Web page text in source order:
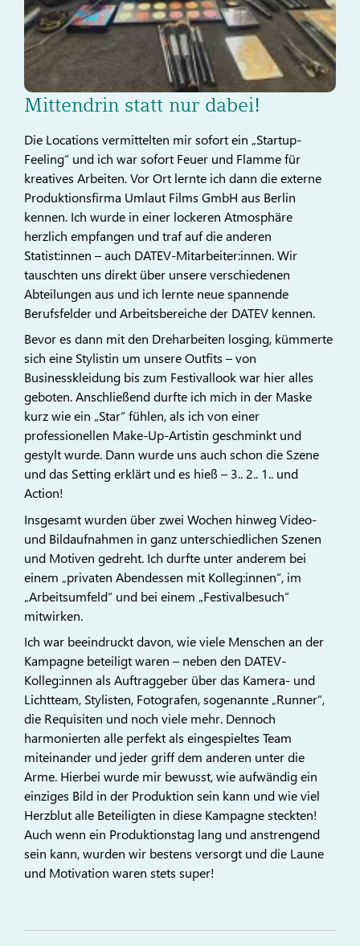
Mittendrin statt nur dabei!
Die Locations vermittelten mir sofort ein „Startup-
Feeling“ und ich war sofort Feuer und Flamme für
kreatives Arbeiten. Vor Ort lernte ich dann die externe
Produktionsfirma Umlaut Films GmbH aus Berlin
kennen. Ich wurde in einer lockeren Atmosphäre
herzlich empfangen und traf auf die anderen
Statist:innen – auch DATEV-Mitarbeiter:innen. Wir
tauschten uns direkt über unsere verschiedenen
Abteilungen aus und ich lernte neue spannende
Berufsfelder und Arbeitsbereiche der DATEV kennen.
Bevor es dann mit den Dreharbeiten losging, kümmerte
sich eine Stylistin um unsere Outfits – von
Businesskleidung bis zum Festivallook war hier alles
geboten. Anschließend durfte ich mich in der Maske
kurz wie ein „Star“ fühlen, als ich von einer
professionellen Make-Up-Artistin geschminkt und
gestylt wurde. Dann wurde uns auch schon die Szene
und das Setting erklärt und es hieß – 3.. 2.. 1.. und
Action!
Insgesamt wurden über zwei Wochen hinweg Video-
und Bildaufnahmen in ganz unterschiedlichen Szenen
und Motiven gedreht. Ich durfte unter anderem bei
einem „privaten Abendessen mit Kolleg:innen“, im
„Arbeitsumfeld“ und bei einem „Festivalbesuch“
mitwirken.
Ich war beeindruckt davon, wie viele Menschen an der
Kampagne beteiligt waren – neben den DATEV-
Kolleg:innen als Auftraggeber über das Kamera- und
Lichtteam, Stylisten, Fotografen, sogenannte „Runner“,
die Requisiten und noch viele mehr. Dennoch
harmonierten alle perfekt als eingespieltes Team
miteinander und jeder griff dem anderen unter die
Arme. Hierbei wurde mir bewusst, wie aufwändig ein
einziges Bild in der Produktion sein kann und wie viel
Herzblut alle Beteiligten in diese Kampagne steckten!
Auch wenn ein Produktionstag lang und anstrengend
sein kann, wurden wir bestens versorgt und die Laune
und Motivation waren stets super!